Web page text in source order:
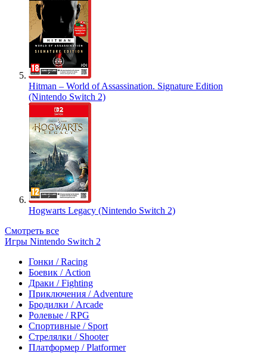
Hitman – World of Assassination. Signature Edition
(Nintendo Switch 2)
Hogwarts Legacy (Nintendo Switch 2)
Смотреть все
Игры Nintendo Switch 2
Гонки / Racing
Боевик / Action
Драки / Fighting
Приключения / Adventure
Бродилки / Arcade
Ролевые / RPG
Спортивные / Sport
Стрелялки / Shooter
Платформер / Platformer